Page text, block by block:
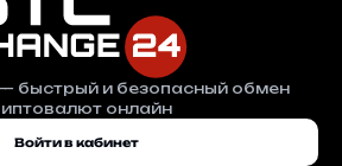
быстрый и безопасный обмен
онлайн
Войти в кабинет